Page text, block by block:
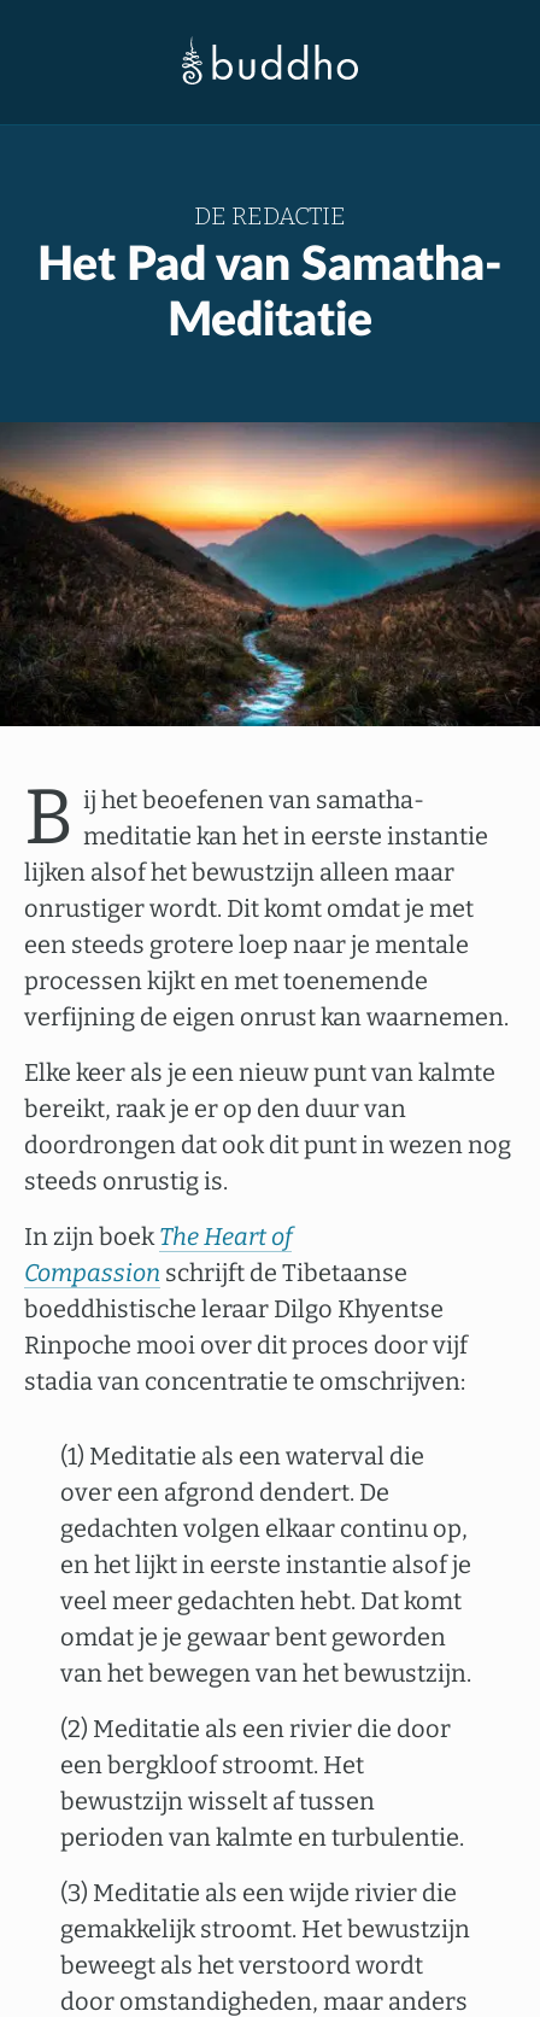
DE REDACTIE
Het Pad van Samatha-
Meditatie
B ij het beoefenen van samatha-
meditatie kan het in eerste instantie
lijken alsof het bewustzijn alleen maar
onrustiger wordt. Dit komt omdat je met
een steeds grotere loep naar je mentale
processen kijkt en met toenemende
verfijning de eigen onrust kan waarnemen.
Elke keer als je een nieuw punt van kalmte
bereikt, raak je er op den duur van
doordrongen dat ook dit punt in wezen nog
steeds onrustig is.
In zijn boekThe Heart of
Compassion schrijft de Tibetaanse
boeddhistische leraar Dilgo Khyentse
Rinpoche mooi over dit proces door vijf
stadia van concentratie te omschrijven:
(1) Meditatie als een waterval die
over een afgrond dendert. De
gedachten volgen elkaar continu op,
en het lijkt in eerste instantie alsof je
veel meer gedachten hebt. Dat komt
omdat je je gewaar bent geworden
van het bewegen van het bewustzijn.
(2) Meditatie als een rivier die door
een bergkloof stroomt. Het
bewustzijn wisselt af tussen
perioden van kalmte en turbulentie.
(3) Meditatie als een wijde rivier die
gemakkelijk stroomt. Het bewustzijn
beweegt als het verstoord wordt
door omstandigheden, maar anders